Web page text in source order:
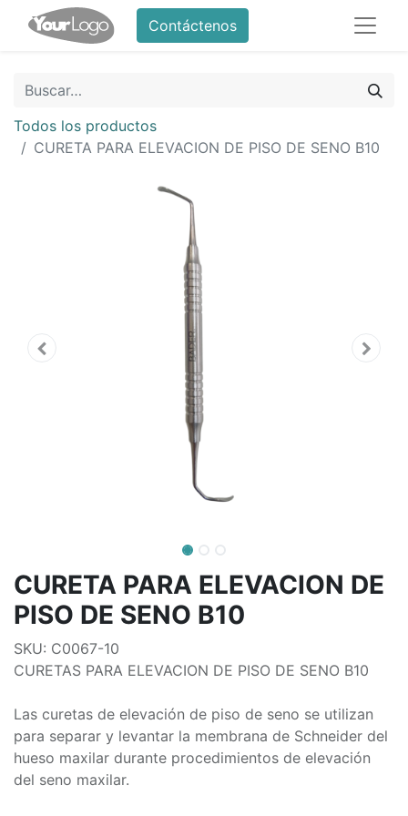
Contáctenos
Todos los productos
CURETA PARA ELEVACION DE PISO DE SENO B10
CURETA PARA ELEVACION DE
PISO DE SENO B10
SKU: C0067-10
CURETAS PARA ELEVACION DE PISO DE SENO B10
Las curetas de elevación de piso de seno se utilizan
para separar y levantar la membrana de Schneider del
hueso maxilar durante procedimientos de elevación
del seno maxilar.